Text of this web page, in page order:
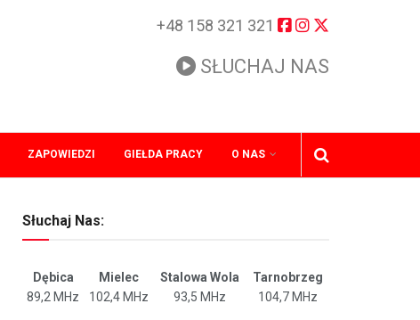
+48 158 321 321
SŁUCHAJ NAS
ZAPOWIEDZI GIEŁDA PRACY O NAS
Słuchaj Nas:
Dębica Mielec Stalowa Wola
Tarnobrzeg
89,2 MHz
102,4 MHz 93,5 MHz 104,7 MHz